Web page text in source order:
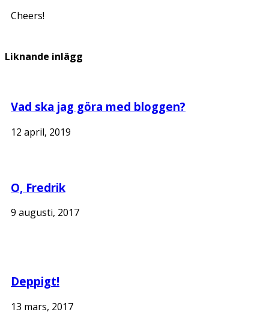
Cheers!
Liknande inlägg
Vad ska jag göra med bloggen?
12 april, 2019
O, Fredrik
9 augusti, 2017
Deppigt!
13 mars, 2017